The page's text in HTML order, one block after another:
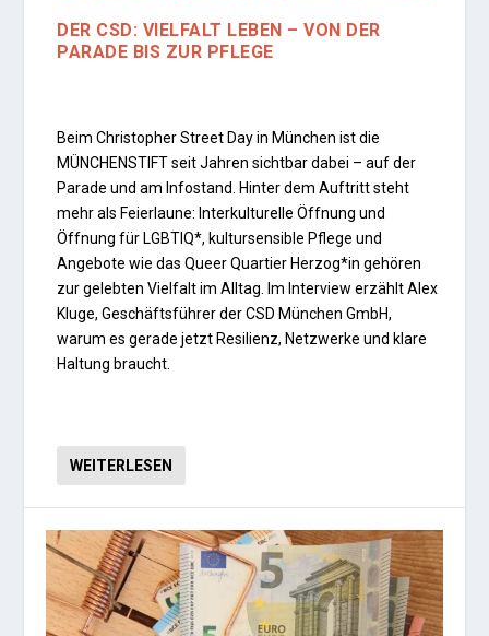
DER CSD: VIELFALT LEBEN – VON DER
PARADE BIS ZUR PFLEGE
Beim Christopher Street Day in München ist die
MÜNCHENSTIFT seit Jahren sichtbar dabei – auf der
Parade und am Infostand. Hinter dem Auftritt steht
mehr als Feierlaune: Interkulturelle Öffnung und
Öffnung für LGBTIQ*, kultursensible Pflege und
Angebote wie das Queer Quartier Herzog*in gehören
zur gelebten Vielfalt im Alltag. Im Interview erzählt Alex
Kluge, Geschäftsführer der CSD München GmbH,
warum es gerade jetzt Resilienz, Netzwerke und klare
Haltung braucht.
WEITERLESEN